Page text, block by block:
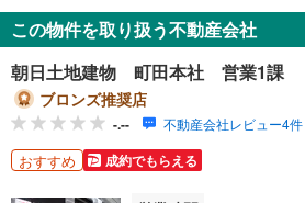
この物件を取り扱う不動産会社
朝日土地建物 町田本社 営業1課
ブロンズ推奨店
-.-- 不動産会社レビュー4件
おすすめ 成約でもらえる